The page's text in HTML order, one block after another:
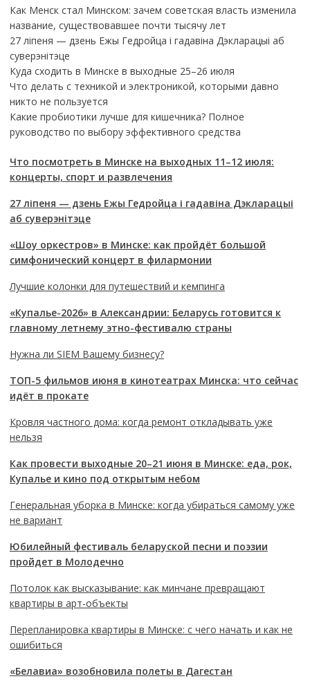
Как Менск стал Минском: зачем советская власть изменила
название, существовавшее почти тысячу лет
27 ліпеня — дзень Ежы Гедройца і гадавіна Дэкларацыі аб
суверэнітэце
Куда сходить в Минске в выходные 25–26 июля
Что делать с техникой и электроникой, которыми давно
никто не пользуется
Какие пробиотики лучше для кишечника? Полное
руководство по выбору эффективного средства
Что посмотреть в Минске на выходных 11–12 июля:
концерты, спорт и развлечения
27 ліпеня — дзень Ежы Гедройца і гадавіна Дэкларацыі
аб суверэнітэце
«Шоу оркестров» в Минске: как пройдёт большой
симфонический концерт в филармонии
Лучшие колонки для путешествий и кемпинга
«Купалье-2026» в Александрии: Беларусь готовится к
главному летнему этно-фестивалю страны
Нужна ли SIEM Вашему бизнесу?
ТОП-5 фильмов июня в кинотеатрах Минска: что сейчас
идёт в прокате
Кровля частного дома: когда ремонт откладывать уже
нельзя
Как провести выходные 20–21 июня в Минске: еда, рок,
Купалье и кино под открытым небом
Генеральная уборка в Минске: когда убираться самому уже
не вариант
Юбилейный фестиваль беларуской песни и поэзии
пройдет в Молодечно
Потолок как высказывание: как минчане превращают
квартиры в арт-объекты
Перепланировка квартиры в Минске: с чего начать и как не
ошибиться
«Белавиа» возобновила полеты в Дагестан